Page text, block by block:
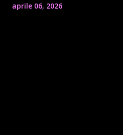
aprile 06, 2026